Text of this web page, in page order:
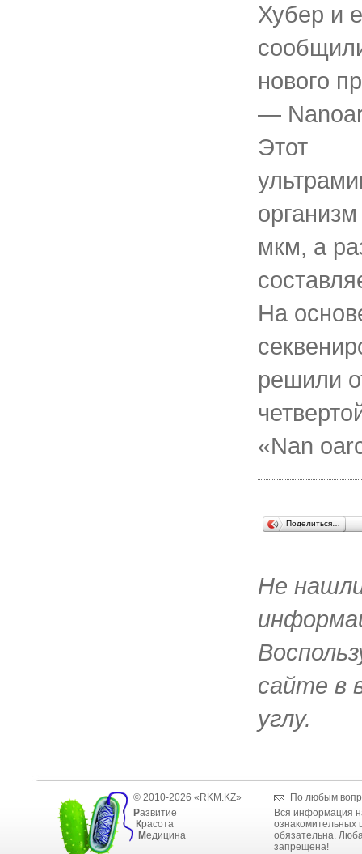
Хубер и
нового
—
Этот
мкм, а
На
решили
«Nan
Поделиться…
Не
сайте в
углу.
© 2010-2026 «RKM.KZ»
Развитие
Красота
Медицина
По любым
Вся информация
ознакомительных
обязательна.
запрещена!